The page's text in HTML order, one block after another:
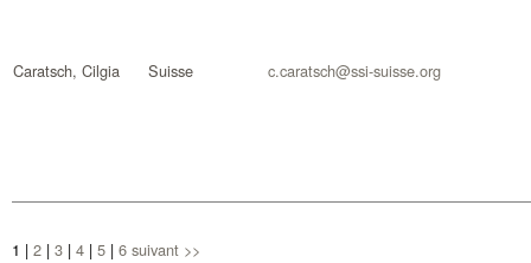
Caratsch, Cilgia Suisse c.caratsch@ssi-suisse.org
1 | 2 | 3 | 4 | 5 | 6 suivant >>